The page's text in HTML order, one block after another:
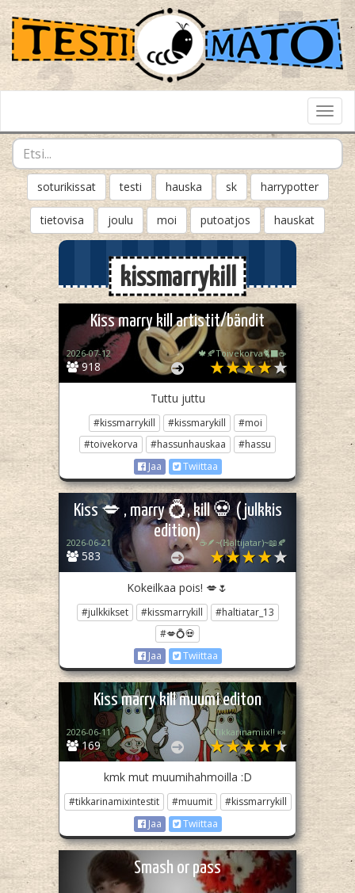
soturikissat testi hauska sk harrypotter
tietovisa joulu moi putoatjos hauskat
kissmarrykill
Kiss marry kill artistit/bändit
918
2026-07-12 🍁🍂Toivekorva🐈‍⬛☕
Tuttu juttu
#kissmarrykill #kissmarykill
#moi
#toivekorva
#hassunhauskaa
#hassu
Jaa
Twiittaa
Kiss 💋 , marry 💍, kill 💀 (julkkis
edition)
583
2026-06-21 ☕🪶~(ℍaltijatar)~📖🍂
Kokeilkaa pois! 💋🌷
#julkkikset #kissmarrykill
#haltiatar_13
#💋💍💀
Jaa
Twiittaa
Kiss marry kill muumi editon
169
2026-06-11 Tikkarinamiix!! 🍬
kmk mut muumihahmoilla :D
#tikkarinamixintestit #muumit
#kissmarrykill
Jaa
Twiittaa
Smash or pass